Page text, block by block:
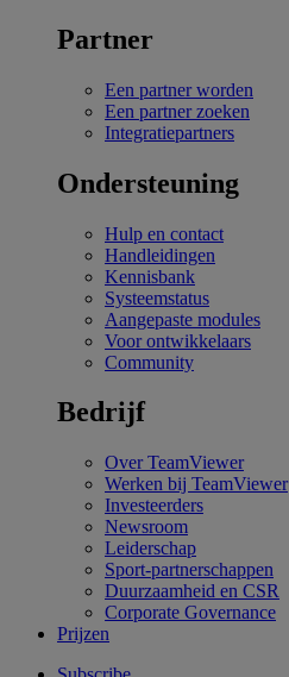
Partner
Een partner worden
Een partner zoeken
Integratiepartners
Ondersteuning
Hulp en contact
Handleidingen
Kennisbank
Systeemstatus
Aangepaste modules
Voor ontwikkelaars
Community
Bedrijf
Over TeamViewer
Werken bij TeamViewer
Investeerders
Newsroom
Leiderschap
Sport-partnerschappen
Duurzaamheid en CSR
Corporate Governance
Prijzen